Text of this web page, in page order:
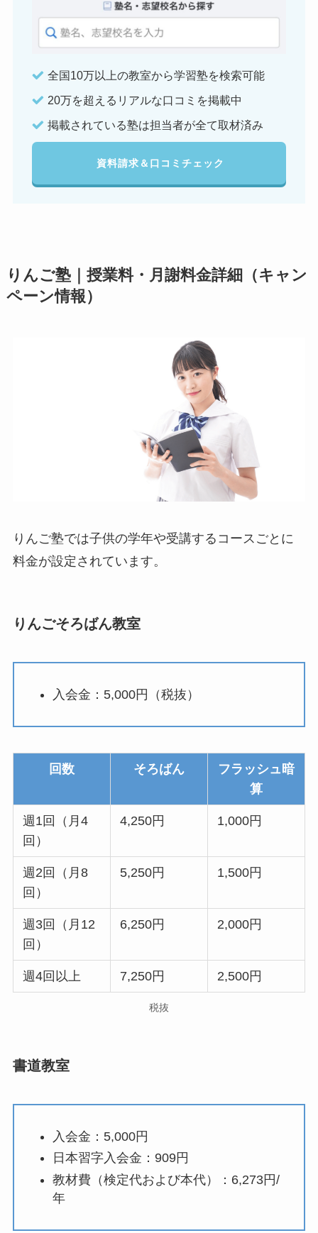
全国10万以上の教室から学習塾を検索可能
20万を超えるリアルな口コミを掲載中
掲載されている塾は担当者が全て取材済み
資料請求＆口コミチェック
りんご塾｜授業料・月謝料金詳細（キャン
ペーン情報）
りんご塾では子供の学年や受講するコースごとに
料金が設定されています。
りんごそろばん教室
入会金：5,000円（税抜）
回数 そろばん
フラッシュ暗
算
週1回（月4
回）
4,250円 1,000円
週2回（月8
回）
5,250円 1,500円
週3回（月12
回）
6,250円 2,000円
週4回以上 7,250円 2,500円
税抜
書道教室
入会金：5,000円
日本習字入会金：909円
教材費（検定代および本代）：6,273円/
年